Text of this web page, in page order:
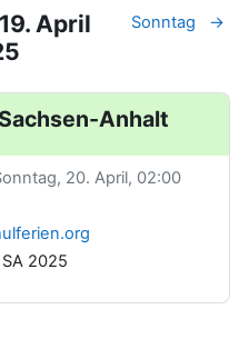
April
Sonntag →
Anhalt
20. April, 02:00
2025